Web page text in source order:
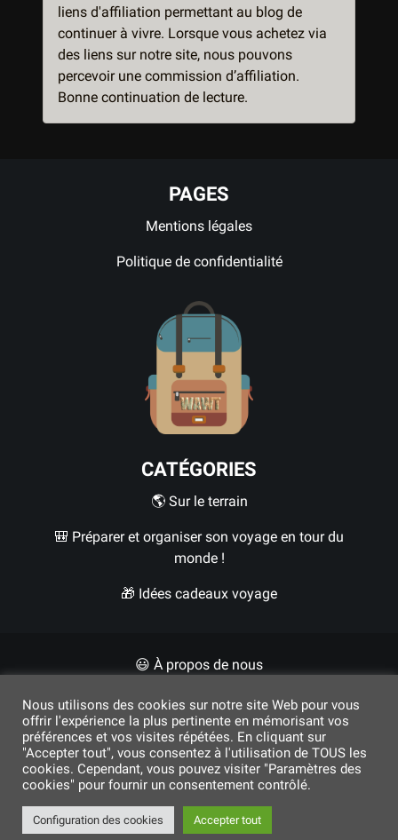
liens d'affiliation permettant au blog de
continuer à vivre. Lorsque vous achetez via
des liens sur notre site, nous pouvons
percevoir une commission d’affiliation.
Bonne continuation de lecture.
PAGES
Mentions légales
Politique de confidentialité
CATÉGORIES
🌎 Sur le terrain
🎒 Préparer et organiser son voyage en tour du
monde !
🎁 Idées cadeaux voyage
😃 À propos de nous
✍🏼 Contact
© 2017 - 2026FM
Dons humanitaires pour l'Ukraine 💙
Nous utilisons des cookies sur notre site Web pour vous
offrir l'expérience la plus pertinente en mémorisant vos
préférences et vos visites répétées. En cliquant sur
"Accepter tout", vous consentez à l'utilisation de TOUS les
cookies. Cependant, vous pouvez visiter "Paramètres des
cookies" pour fournir un consentement contrôlé.
Configuration des cookies Accepter tout